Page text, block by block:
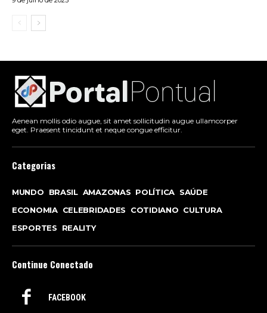
Aenean mollis odio augue, sit amet sollicitudin augue ullamcorper
eget. Praesent tincidunt et neque congue efficitur.
Categorias
MUNDO BRASIL AMAZONAS POLÍTICA SAÚDE
ECONOMIA CELEBRIDADES COTIDIANO CULTURA
ESPORTES
REALITY
Continue Conectado
FACEBOOK